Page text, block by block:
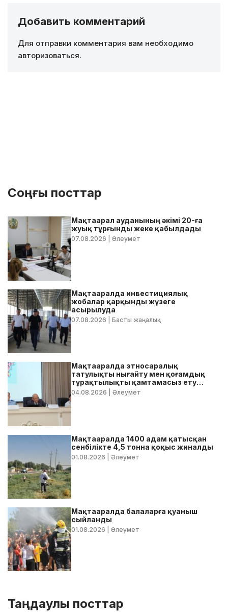
Добавить комментарий
Для отправки комментария вам необходимо
авторизоваться.
Соңғы посттар
Мақтаарал ауданының әкімі 20-ға
жуық тұрғынды жеке қабылдады
07.08.2026 | Әлеумет
Мақтааралда инвестициялық
жобалар қарқынды жүзеге
асырылуда
07.08.2026 | Басты жаңалық
Мақтааралда этносаралық
татулықты нығайту мен қоғамдық
тұрақтылықты қамтамасыз ету
бойынша жедел кеңес өтті
04.08.2026 | Әлеумет
Мақтааралда 1400 адам қатысқан
сенбілікте 4,5 тонна қоқыс жиналды
01.08.2026 | Әлеумет
Мақтааралда балаларға қуаныш
сыйланды
01.08.2026 | Әлеумет
Таңдаулы посттар